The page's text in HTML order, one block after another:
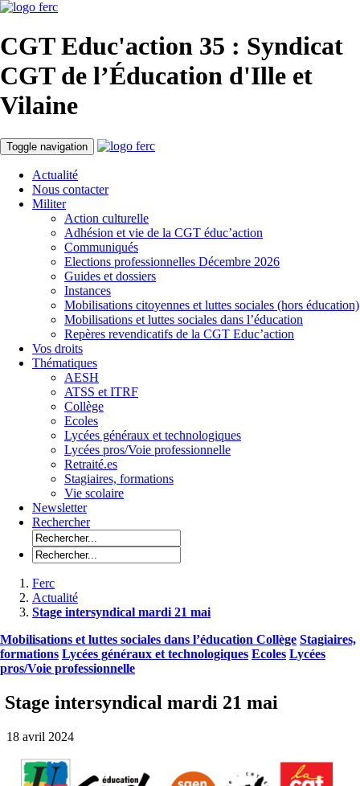
CGT Educ'action 35 : Syndicat
CGT de l’Éducation d'Ille et
Vilaine
Toggle navigation
Actualité
Nous contacter
Militer
Action culturelle
Adhésion et vie de la CGT éduc’action
Communiqués
Elections professionnelles Décembre 2026
Guides et dossiers
Instances
Mobilisations citoyennes et luttes sociales (hors éducation)
Mobilisations et luttes sociales dans l’éducation
Repères revendicatifs de la CGT Educ’action
Vos droits
Thématiques
AESH
ATSS et ITRF
Collège
Ecoles
Lycées généraux et technologiques
Lycées pros/Voie professionnelle
Retraité.es
Stagiaires, formations
Vie scolaire
Newsletter
Rechercher
Ferc
Actualité
Stage intersyndical mardi 21 mai
Mobilisations et luttes sociales dans l’éducation Collège Stagiaires,
formations Lycées généraux et technologiques Ecoles Lycées
pros/Voie professionnelle
Stage intersyndical mardi 21 mai
18 avril 2024